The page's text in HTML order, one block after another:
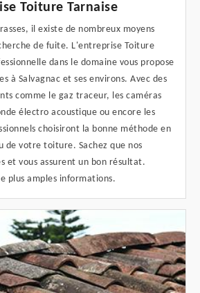
Toiture Tarnaise
il existe de nombreux moyens
de fuite. L'entreprise Toiture
dans le domaine vous propose
à Salvagnac et ses environs. Avec des
comme le gaz traceur, les caméras
électro acoustique ou encore les
choisiront la bonne méthode en
de votre toiture. Sachez que nos
et vous assurent un bon résultat.
plus amples informations.